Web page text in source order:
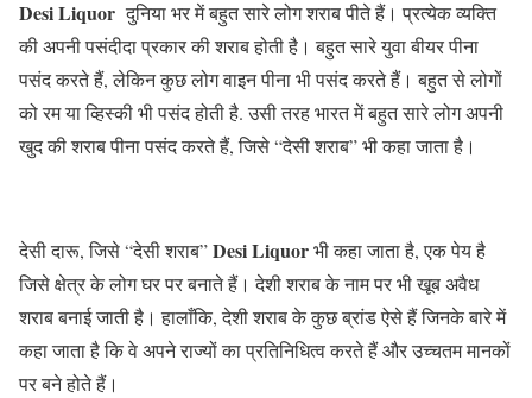
Desi Liquor दुनिया भर में बहुत सारे लोग शराब पीते हैं। प्रत्येक व्यक्ति
की अपनी पसंदीदा प्रकार की शराब होती है। बहुत सारे युवा बीयर पीना
पसंद करते हैं, लेकिन कुछ लोग वाइन पीना भी पसंद करते हैं। बहुत से लोगों
को रम या व्हिस्की भी पसंद होती है. उसी तरह भारत में बहुत सारे लोग अपनी
खुद की शराब पीना पसंद करते हैं, जिसे “देसी शराब” भी कहा जाता है।
देसी दारू, जिसे “देसी शराब”Desi Liquorभी कहा जाता है, एक पेय है
जिसे क्षेत्र के लोग घर पर बनाते हैं। देशी शराब के नाम पर भी खूब अवैध
शराब बनाई जाती है। हालाँकि, देशी शराब के कुछ ब्रांड ऐसे हैं जिनके बारे में
कहा जाता है कि वे अपने राज्यों का प्रतिनिधित्व करते हैं और उच्चतम मानकों
पर बने होते हैं।